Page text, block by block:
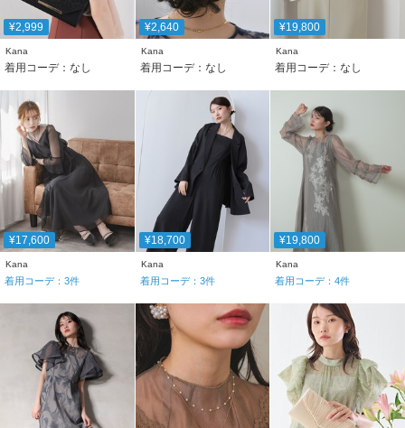
¥2,999
Kana
着用コーデ：なし
¥2,640
Kana
着用コーデ：なし
¥19,800
Kana
着用コーデ：なし
¥17,600
Kana
着用コーデ： 3件
¥18,700
Kana
着用コーデ： 3件
¥19,800
Kana
着用コーデ：4件